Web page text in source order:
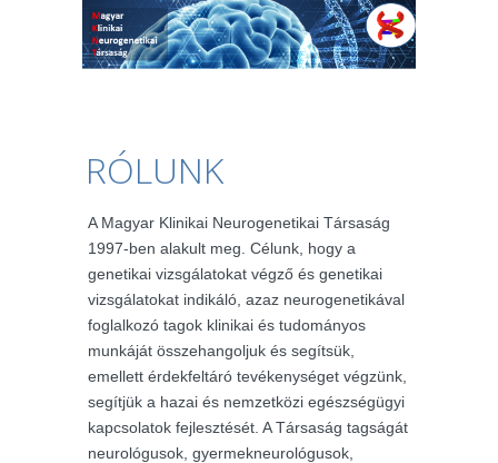
RÓLUNK
A Magyar Klinikai Neurogenetikai Társaság
1997-ben alakult meg. Célunk, hogy a
genetikai vizsgálatokat végző és genetikai
vizsgálatokat indikáló, azaz neurogenetikával
foglalkozó tagok klinikai és tudományos
munkáját összehangoljuk és segítsük,
emellett érdekfeltáró tevékenységet végzünk,
segítjük a hazai és nemzetközi egészségügyi
kapcsolatok fejlesztését. A Társaság tagságát
neurológusok, gyermekneurológusok,